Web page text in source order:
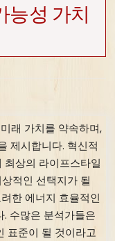
능성 가치
래 가치를 약속하며,
제시합니다. 혁신적
상의 라이프스타일
적인 선택지가 될
한 에너지 효율적인
수많은 분석가들은
표준이 될 것이라고